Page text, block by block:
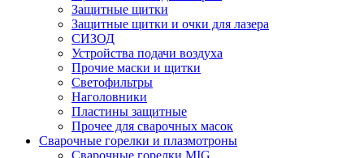
Защитные щитки
Защитные щитки и очки для лазера
СИЗОД
Устройства подачи воздуха
Прочие маски и щитки
Светофильтры
Наголовники
Пластины защитные
Прочее для сварочных масок
Сварочные горелки и плазмотроны